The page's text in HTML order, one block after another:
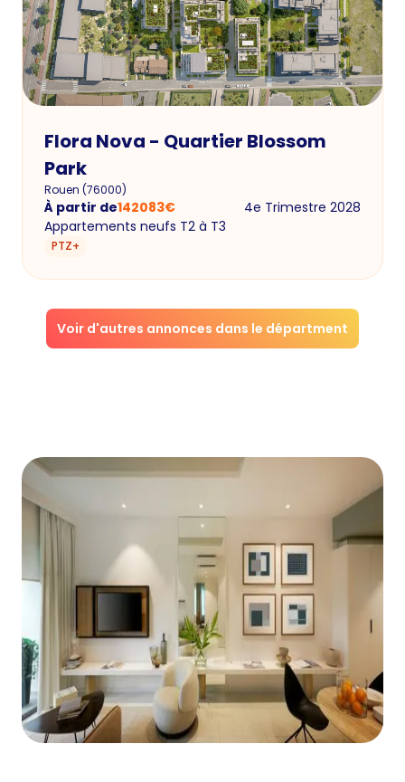
Flora Nova - Quartier Blossom
Park
Rouen (76000)
À partir de142083€
4e Trimestre 2028
Appartements neufs T2 à T3
PTZ+
Voir d'autres annonces dans le départment